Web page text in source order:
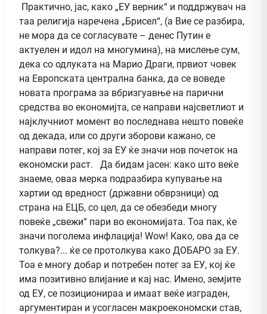
Практично, јас, како „ЕУ верник“ и поддржувач на
таа религија наречена „Брисел“, (а Вие се разбира,
не мора да се согласувате – денес Путин е
актуелен и идол на многумина), на мислење сум,
дека со одлуката на Марио Драги, првиот човек
на Европската централна банка, да се воведе
новата програма за вбризгуавње на парични
средства во економијта, се направи најсветлиот и
најклучниот момент во последнава нешто повеќе
од декада, или со други зборови кажано, се
направи потег, кој за ЕУ ќе значи нов почеток на
економски раст. Да бидам јасен: како што веќе
знаеме, оваа мерка подразбира купување на
хартии од вредност (државни обврзници) од
страна на ЕЦБ, со цел, да се обезбеди многу
повеќе „свежи“ пари во економијата. Тоа пак, ќе
значи поголема инфлација! Wow! Како, ова да се
толкува?... ќе се протолкува како ДОБАРО за ЕУ.
Тоа е многу добар и потребен потег за ЕУ, кој ќе
има позитивно влијание и кај нас. Имено, земјите
од ЕУ, се позиционираа и имаат веќе изграден,
аргументиран и усогласен макроекономски став,